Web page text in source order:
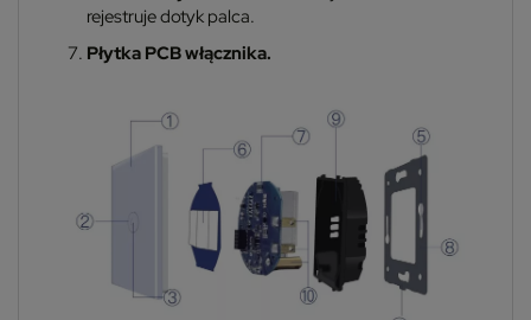
rejestruje dotyk palca.
Płytka PCB włącznika.